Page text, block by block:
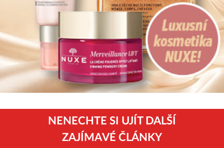
NENECHTE SI UJÍT DALŠÍ
ZAJÍMAVÉ ČLÁNKY